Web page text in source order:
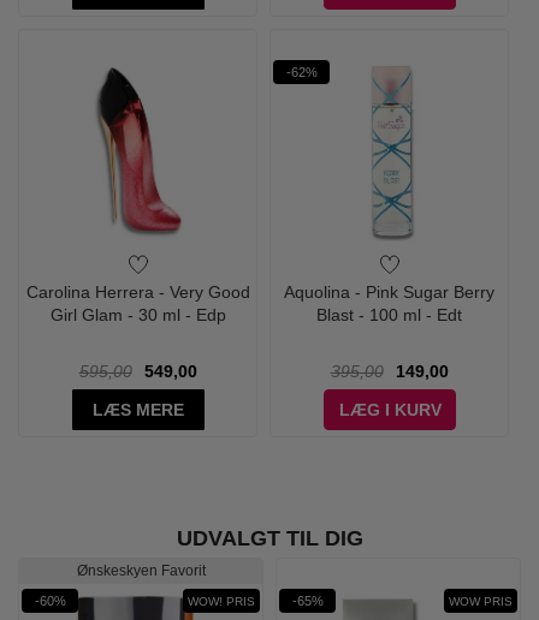
Carolina Herrera - Very Good
Girl Glam - 30 ml - Edp
595,00
549,00
LÆS MERE
-62%
Aquolina - Pink Sugar Berry
Blast - 100 ml - Edt
395,00
149,00
LÆG I KURV
UDVALGT TIL DIG
Ønskeskyen Favorit
-60% WOW! PRIS -65% WOW PRIS